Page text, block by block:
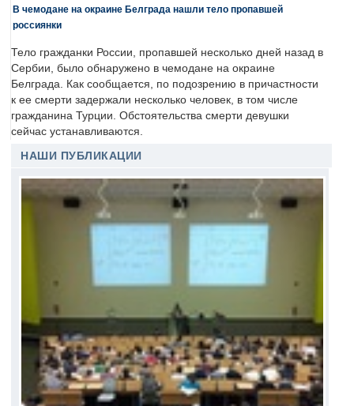
В чемодане на окраине Белграда нашли тело пропавшей
россиянки
Тело гражданки России, пропавшей несколько дней назад в
Сербии, было обнаружено в чемодане на окраине
Белграда. Как сообщается, по подозрению в причастности
к ее смерти задержали несколько человек, в том числе
гражданина Турции. Обстоятельства смерти девушки
сейчас устанавливаются.
НАШИ ПУБЛИКАЦИИ